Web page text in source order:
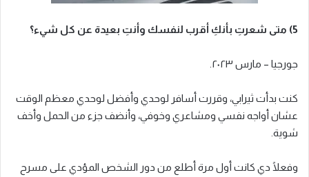
5) متى شعرتِ بأنكِ أقرب لنفسك وأنتِ بعيدة عن كل شيء؟
جورجيا – مارس ٢٠٢٣.
كنت بدأت ثيرابي، وقررت أسافر لوحدي وأفضل لوحدي معظم الوقت
عشان أواجه نفسي ومشاعري وخوفي، وأنضف جزء من الحمل وأخف
شوية.
وفعلًا دي كانت أول مرة أطلع من دور الشخص المؤدي على مسرح